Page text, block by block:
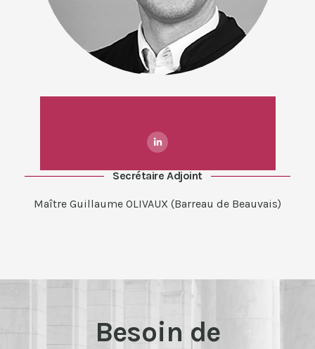
Secrétaire Adjoint
Maître Guillaume OLIVAUX (Barreau de Beauvais)
Besoin de